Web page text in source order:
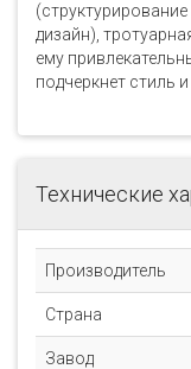
дизайн),
ему
подчеркнет стиль
Технические
Производитель
Страна
Завод